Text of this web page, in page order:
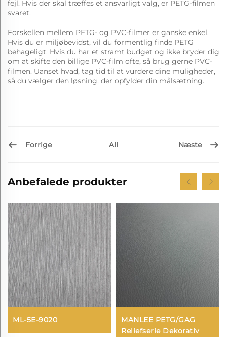
fejl. Hvis der skal træffes et ansvarligt valg, er PETG-filmen
svaret.
Forskellen mellem PETG- og PVC-filmer er ganske enkel.
Hvis du er miljøbevidst, vil du formentlig finde PETG
behageligt. Hvis du har et stramt budget og ikke bryder dig
om at skifte den billige PVC-film ofte, så brug gerne PVC-
filmen. Uanset hvad, tag tid til at vurdere dine muligheder,
så du vælger den løsning, der opfylder din målsætning.
Forrige All Næste
Anbefalede produkter
ML-5E-9020
MANLEE PETG/GAG
Reliefserie Dekorativ